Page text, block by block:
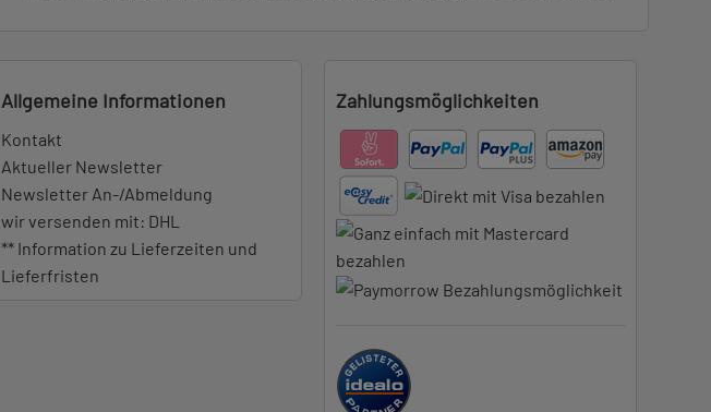
Allgemeine Informationen
Kontakt
Aktueller Newsletter
Newsletter An-/Abmeldung
wir versenden mit: DHL
** Information zu Lieferzeiten und
Lieferfristen
Zahlungsmöglichkeiten